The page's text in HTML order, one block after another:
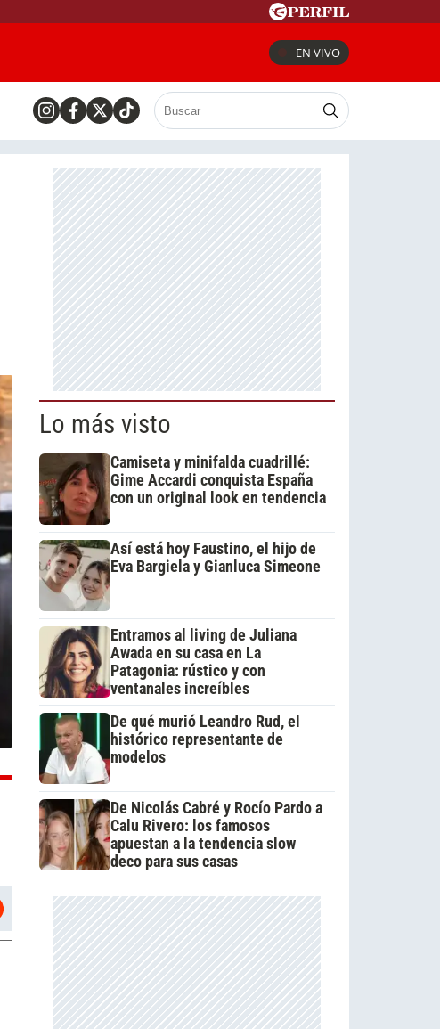
EN VIVO
Lo más visto
Camiseta y minifalda cuadrillé:
Gime Accardi conquista España
con un original look en tendencia
Así está hoy Faustino, el hijo de
Eva Bargiela y Gianluca Simeone
Entramos al living de Juliana
Awada en su casa en La
Patagonia: rústico y con
ventanales increíbles
De qué murió Leandro Rud, el
histórico representante de
modelos
De Nicolás Cabré y Rocío Pardo a
Calu Rivero: los famosos
apuestan a la tendencia slow
deco para sus casas